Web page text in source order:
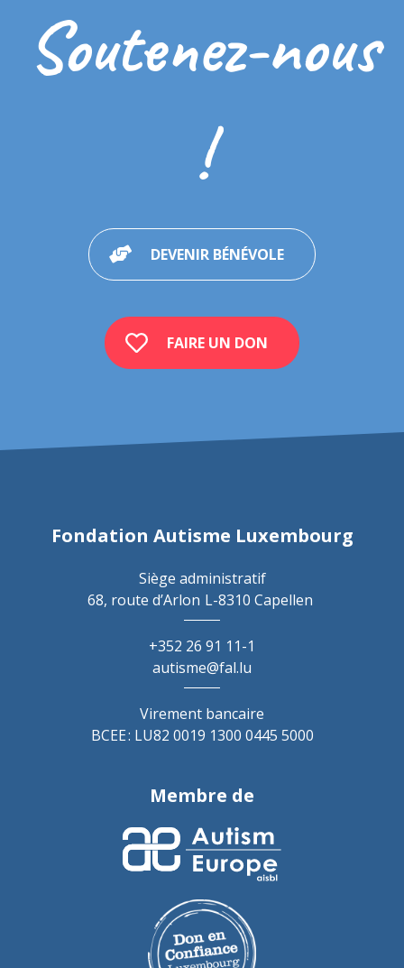
Expériences et témoignages
Références multimédia
Soutenez-nous
!
DEVENIR BÉNÉVOLE
FAIRE UN DON
Fondation Autisme Luxembourg
Siège administratif
68, route d’Arlon L-8310 Capellen
+352 26 91 11-1
autisme@fal.lu
Virement bancaire
BCEE : LU82 0019 1300 0445 5000
Membre de